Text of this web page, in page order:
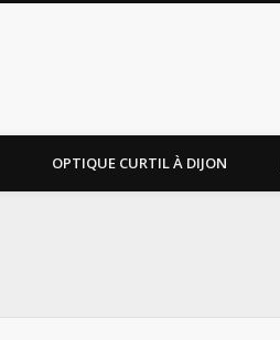
OPTIQUE CURTIL À DIJON